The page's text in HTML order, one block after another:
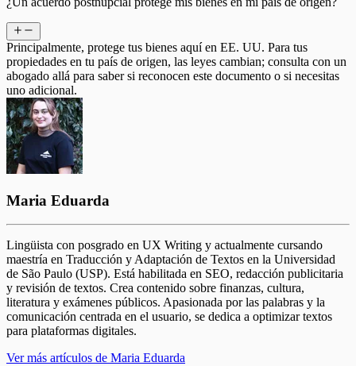
Principalmente, protege tus bienes aquí en EE. UU. Para tus
propiedades en tu país de origen, las leyes cambian; consulta con un
abogado allá para saber si reconocen este documento o si necesitas
uno adicional.
Maria Eduarda
Lingüista con posgrado en UX Writing y actualmente cursando
maestría en Traducción y Adaptación de Textos en la Universidad
de São Paulo (USP). Está habilitada en SEO, redacción publicitaria
y revisión de textos. Crea contenido sobre finanzas, cultura,
literatura y exámenes públicos. Apasionada por las palabras y la
comunicación centrada en el usuario, se dedica a optimizar textos
para plataformas digitales.
Ver más artículos de Maria Eduarda